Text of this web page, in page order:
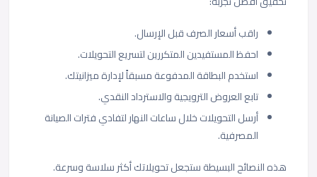
راقب أسعار الصرف قبل الإرسال.
احفظ المستفيدين المتكررين لتسريع التحويلات.
استخدم البطاقة المدفوعة مسبقاً لإدارة ميزانيتك.
تابع العروض الترويجية والاسترداد النقدي.
أرسل التحويلات خلال ساعات النهار لتفادي فترات الصيانة
المصرفية.
هذه النصائح البسيطة ستجعل تحويلاتك أكثر سلاسة وسرعة.